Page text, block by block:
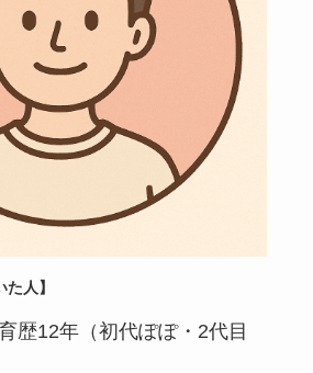
た人】
歴12年（初代ぽぽ・2代目